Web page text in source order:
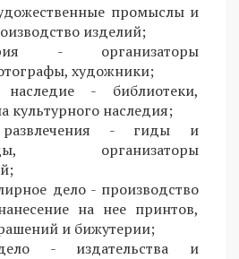
промыслы и
изделий;
- организаторы
художники;
наследие - библиотеки,
культурного наследия;
- гиды и
организаторы
дело - производство
на нее принтов,
и бижутерии;
- издательства и